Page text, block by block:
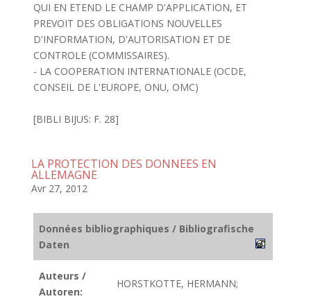
QUI EN ETEND LE CHAMP D'APPLICATION, ET
PREVOIT DES OBLIGATIONS NOUVELLES
D'INFORMATION, D'AUTORISATION ET DE
CONTROLE (COMMISSAIRES).
- LA COOPERATION INTERNATIONALE (OCDE,
CONSEIL DE L'EUROPE, ONU, OMC)
[BIBLI BIJUS: F. 28]
LA PROTECTION DES DONNEES EN
ALLEMAGNE
Avr 27, 2012
Données bibliographiques / Bibliografische
Daten
Auteurs /
Autoren:
HORSTKOTTE, HERMANN;